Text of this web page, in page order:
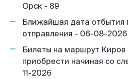
Орск - 89
Ближайшая дата отбытия
отправления - 06-08-2026
Билеты на маршрут
приобрести начиная со
11-2026